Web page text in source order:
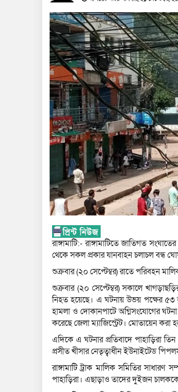
রাঙ্গামাটি:- রাঙ্গামাটিতে জাতিগত
থেকে সকল প্রকার যানবাহন চলাচল বন্ধ
শুক্রবার (২০ সেপ্টেম্বর) রাতে পরিবহন
শুক্রবার (২০ সেপ্টেম্বর) সকালে
নিহত হয়েছে। এ ঘটনায় উভয় পক্ষের
হামলা ও দোকানপাটে অগ্নিসংযোগের ঘটনা
করেছে জেলা ম্যাজিস্ট্রেট। মোতায়েন করা
এদিকে এ ঘটনার প্রতিবাদে পাহাড়িরা
প্রসীত খীসার নেতৃত্বাধীন ইউনাইটেড
রাঙ্গামাটি ট্রাক মালিক সমিতির
পাহাড়িরা। এছাড়াও তাদের দুইজন